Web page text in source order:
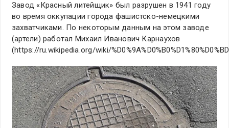
Завод «Красный литейщик» был разрушен в 1941 году
во время оккупации города фашистско-немецкими
захватчиками. По некоторым данным на этом заводе
(артели) работал Михаил Иванович Карнаухов
(https://ru.wikipedia.org/wiki/